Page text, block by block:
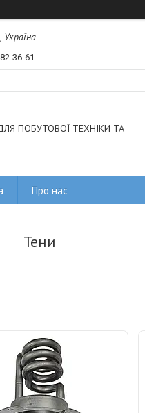
36-61
ПОБУТОВОЇ ТЕХНІКИ ТА
Про нас
Тени